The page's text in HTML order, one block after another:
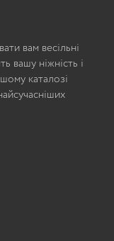
вам весільні
вашу ніжність і
каталозі